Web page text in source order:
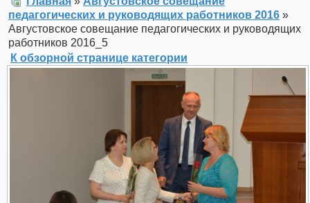
педагогических и руководящих работников 2016 »
Августовское совещание педагогических и руководящих
работников 2016_5
К обзорной странице категории